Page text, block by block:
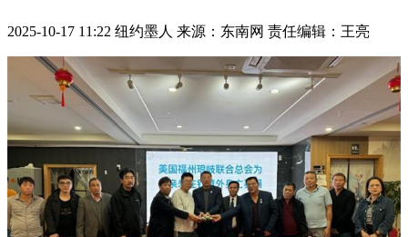
2025-10-17 11:22 纽约墨人 来源：东南网 责任编辑：王亮